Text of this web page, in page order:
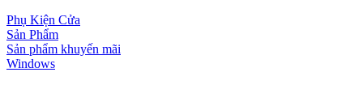
Phụ Kiện Cửa
Sản Phẩm
Sản phẩm khuyến mãi
Windows